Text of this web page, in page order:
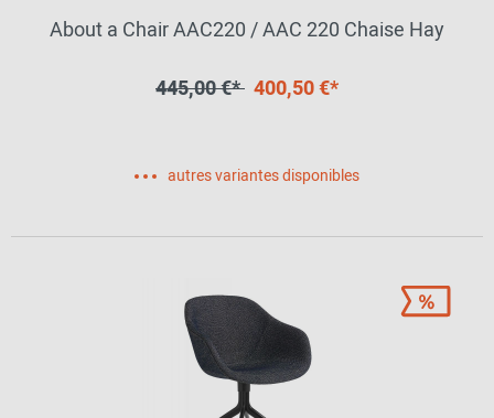
About a Chair AAC220 / AAC 220 Chaise Hay
445,00 €* 400,50 €*
autres variantes disponibles